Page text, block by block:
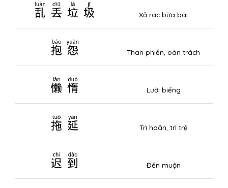
乱丢垃圾 Xả rác bừa bãi
抱怨 Than phiền, oán trách
懒惰 Lười biếng
拖延 Trì hoãn, trì trệ
迟到 Đến muộn